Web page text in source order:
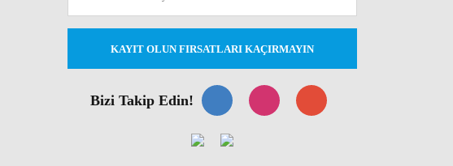
KAYIT OLUN FIRSATLARI KAÇIRMAYIN
Bizi Takip Edin!